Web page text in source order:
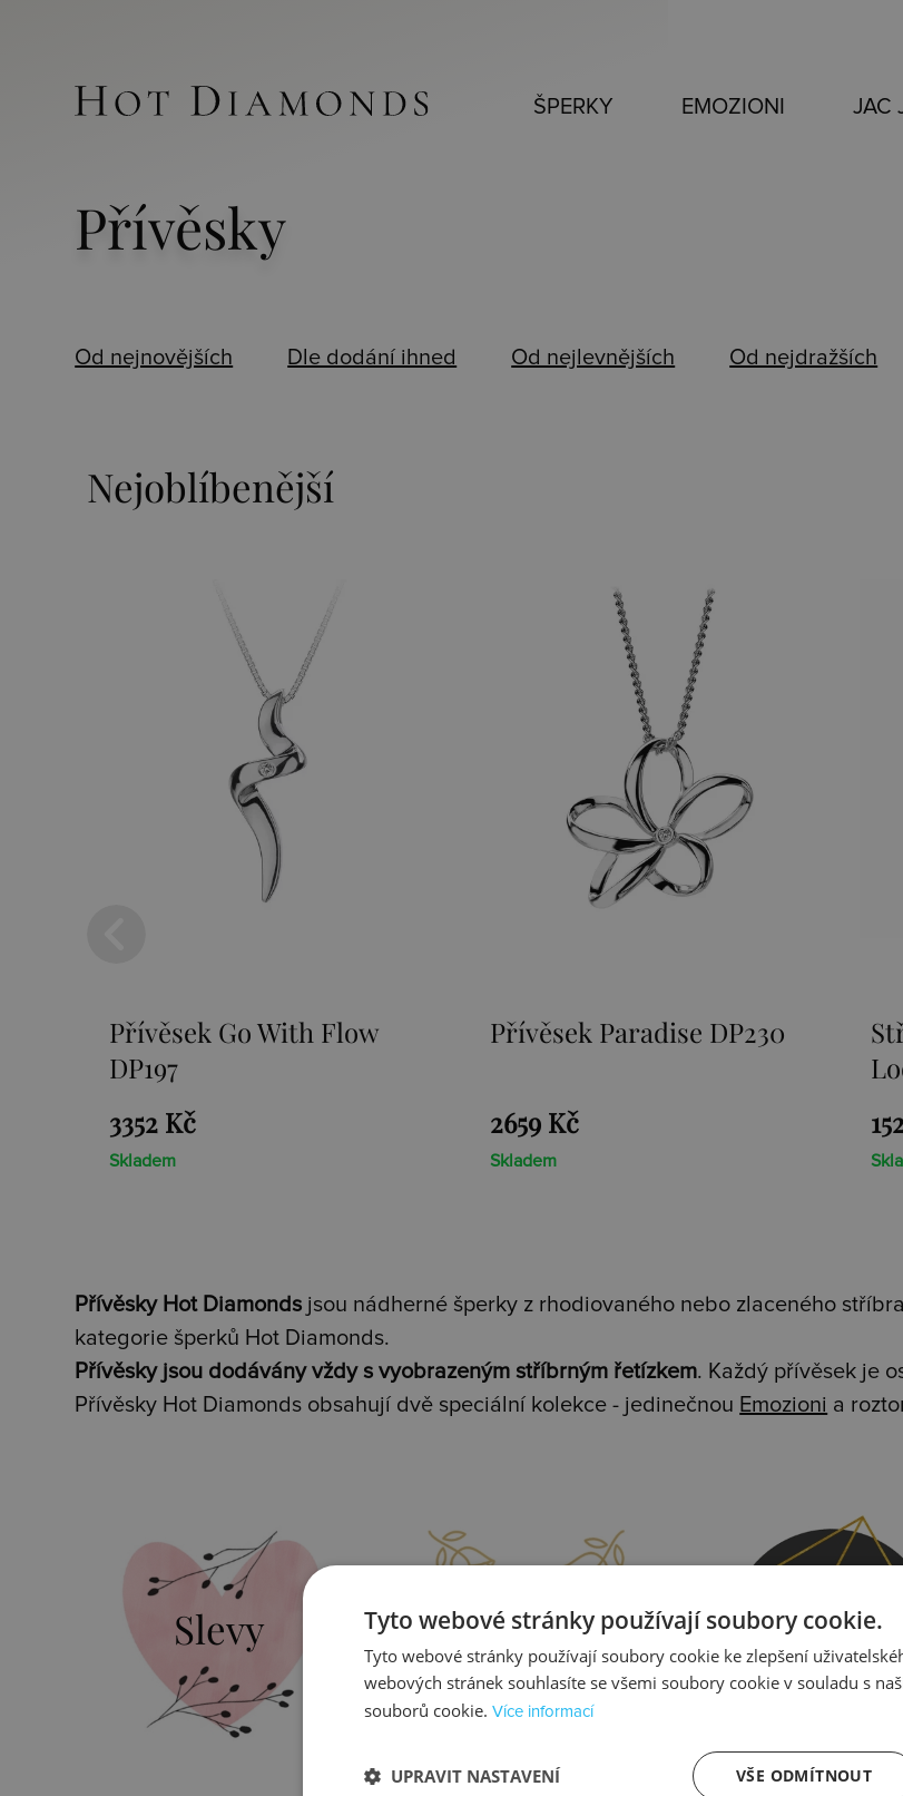
ŠPERKY EMOZIONI JAC
Přívěsky
Od nejnovějších Dle dodání ihned Od nejlevnějších Od nejdražších
Nejoblíbenější
Přívěsek Go With Flow
DP197
3352 Kč
Skladem
Přívěsek Paradise DP230
2659 Kč
Skladem
1525
Skladem
Přívěsky Hot Diamonds jsou nádherné šperky z rhodiovaného nebo zlaceného
kategorie šperků Hot Diamonds.
Přívěsky jsou dodávány vždy s vyobrazeným stříbrným řetízkem. Každý přívěsek je
Přívěsky Hot Diamonds obsahují dvě speciální kolekce - jedinečnou Emozioni a
Slevy Doprava Kontrola
Tyto webové stránky používají soubory cookie.
Tyto webové stránky používají soubory cookie ke zlepšení
webových stránek souhlasíte se všemi soubory cookie v souladu s
souborů cookie. Více informací
VŠE ODMÍTNOUT
UPRAVIT NASTAVENÍ